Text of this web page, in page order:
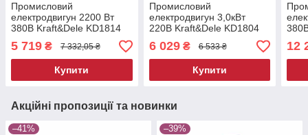
Промисловий
електродвигун 2200 Вт
380В Kraft&Dele KD1814
електродвигун
5 719 ₴ 7 332,05 ₴
Купити
Промисловий
електродвигун 3,0кВт
220В Kraft&Dele KD1804
електродвигун
6 029₴ 6 533 ₴
Купити
12
Акційні пропозиції та новинки
–41% –39%